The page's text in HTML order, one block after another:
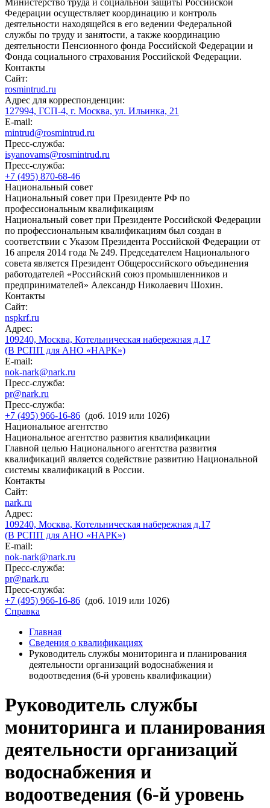
Министерство труда и социальной защиты Российской
Федерации осуществляет координацию и контроль
деятельности находящейся в его ведении Федеральной
службы по труду и занятости, а также координацию
деятельности Пенсионного фонда Российской Федерации и
Фонда социального страхования Российской Федерации.
Контакты
Сайт:
rosmintrud.ru
Адрес для корреспонденции:
127994, ГСП-4, г. Москва, ул. Ильинка, 21
E-mail:
mintrud@rosmintrud.ru
Пресс-служба:
isyanovams@rosmintrud.ru
Пресс-служба:
+7 (495) 870-68-46
Национальный совет
Национальный совет при Президенте РФ по
профессиональным квалификациям
Национальный совет при Президенте Российской Федерации
по профессиональным квалификациям был создан в
соответствии с Указом Президента Российской Федерации от
16 апреля 2014 года № 249. Председателем Национального
совета является Президент Общероссийского объединения
работодателей «Российский союз промышленников и
предпринимателей» Александр Николаевич Шохин.
Контакты
Сайт:
nspkrf.ru
Адрес:
109240, Москва, Котельническая набережная д.17
(В РСПП для АНО «НАРК»)
E-mail:
nok-nark@nark.ru
Пресс-служба:
pr@nark.ru
Пресс-служба:
+7 (495) 966-16-86 (доб. 1019 или 1026)
Национальное агентство
Национальное агентство развития квалификации
Главной целью Национального агентства развития
квалификаций является содействие развитию Национальной
системы квалификаций в России.
Контакты
Сайт:
nark.ru
Адрес:
109240, Москва, Котельническая набережная д.17
(В РСПП для АНО «НАРК»)
E-mail:
nok-nark@nark.ru
Пресс-служба:
pr@nark.ru
Пресс-служба:
+7 (495) 966-16-86 (доб. 1019 или 1026)
Справка
Главная
Сведения о квалификациях
Руководитель службы мониторинга и планирования
деятельности организаций водоснабжения и
водоотведения (6-й уровень квалификации)
Руководитель службы
мониторинга и планирования
деятельности организаций
водоснабжения и
водоотведения (6-й уровень